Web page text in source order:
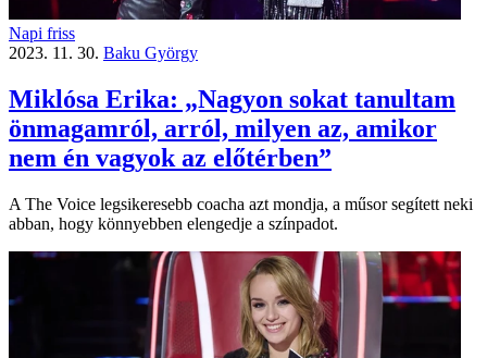
Napi friss
2023. 11. 30. Baku György
Miklósa Erika: „Nagyon sokat tanultam
önmagamról, arról, milyen az, amikor
nem én vagyok az előtérben”
A The Voice legsikeresebb coacha azt mondja, a műsor segített neki
abban, hogy könnyebben elengedje a színpadot.